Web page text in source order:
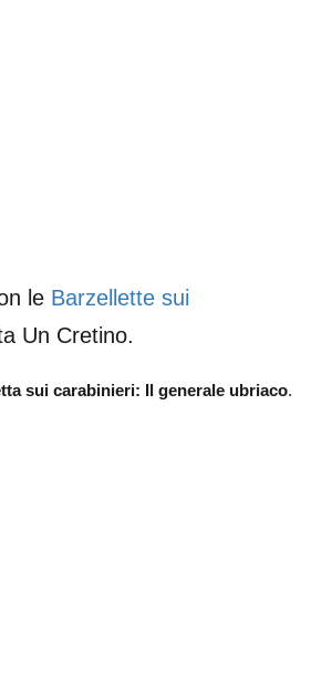
le Barzellette sui
Un Cretino.
sui carabinieri: Il generale ubriaco.